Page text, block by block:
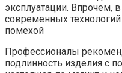
эксплуатации. Впрочем,
современных
помехой
Профессионалы
подлинность изделия с